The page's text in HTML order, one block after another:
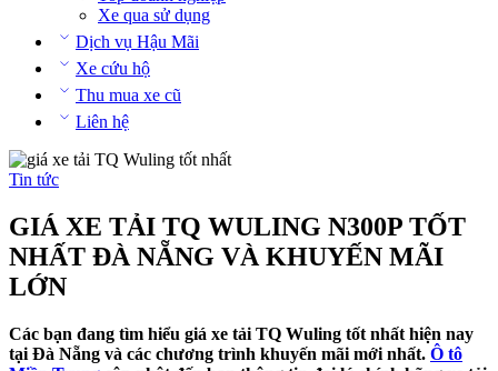
Xe qua sử dụng
Dịch vụ Hậu Mãi
Xe cứu hộ
Thu mua xe cũ
Liên hệ
Tin tức
GIÁ XE TẢI TQ WULING N300P TỐT
NHẤT ĐÀ NẴNG VÀ KHUYẾN MÃI
LỚN
Các bạn đang tìm hiểu giá xe tải TQ Wuling tốt nhất hiện nay
tại Đà Nẵng và các chương trình khuyến mãi mới nhất. Ô tô